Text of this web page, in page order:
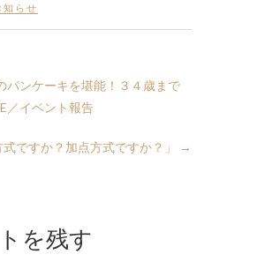
知らせ
パンケーキを堪能！３４歳まで
／イベント報告
式ですか？加点方式ですか？」 →
を残す